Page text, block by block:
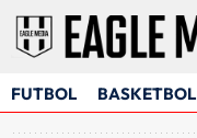
FUTBOL BASKETBOL